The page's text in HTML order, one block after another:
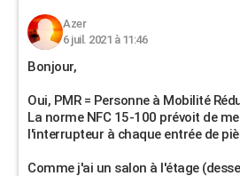
Azer
6 juil. 2021 à 11:46
Bonjour,
Oui, PMR = Personne à Mobilité
La norme NFC 15-100 prévoit de
l'interrupteur à chaque entrée de
Comme j'ai un salon à l'étage